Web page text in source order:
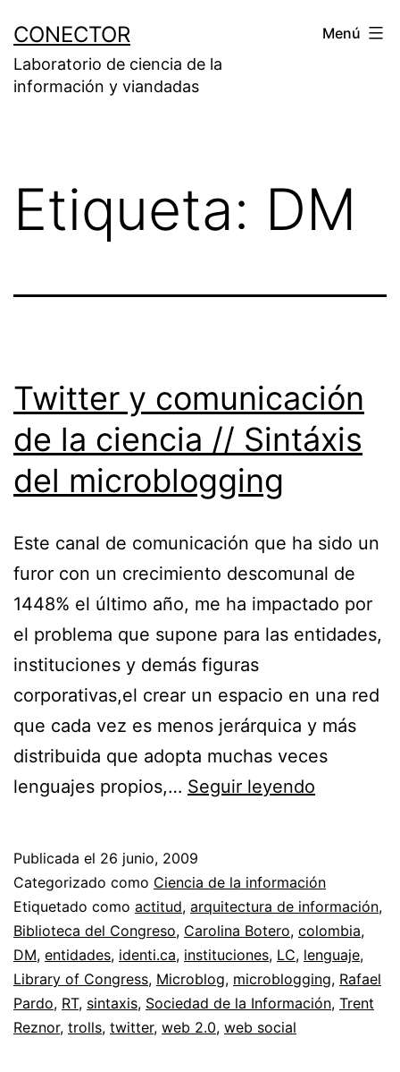
contenido
CONECTOR
Laboratorio de ciencia de la
información y viandadas
Menú
Etiqueta: DM
Twitter y comunicación
de la ciencia // Sintáxis
del microblogging
Este canal de comunicación que ha sido un
furor con un crecimiento descomunal de
1448% el último año, me ha impactado por
el problema que supone para las entidades,
instituciones y demás figuras
corporativas,el crear un espacio en una red
que cada vez es menos jerárquica y más
distribuida que adopta muchas veces
lenguajes propios,… Seguir leyendo
de
la
ciencia
//
Sintáxis
Publicada el 26 junio, 2009
Categorizado como Ciencia de la información
Etiquetado como actitud, arquitectura de información,
Biblioteca del Congreso, Carolina Botero, colombia,
DM, entidades, identi.ca, instituciones, LC, lenguaje,
Library of Congress, Microblog, microblogging, Rafael
Pardo, RT, sintaxis, Sociedad de la Información, Trent
Reznor, trolls, twitter, web 2.0, web social